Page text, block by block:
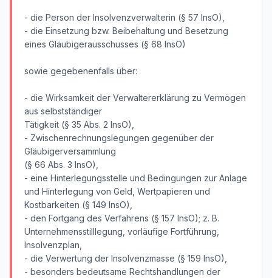
- die Person der Insolvenzverwalterin (§ 57 InsO),
- die Einsetzung bzw. Beibehaltung und Besetzung
eines Gläubigerausschusses (§ 68 InsO)
sowie gegebenenfalls über:
- die Wirksamkeit der Verwaltererklärung zu Vermögen
aus selbstständiger
Tätigkeit (§ 35 Abs. 2 InsO),
- Zwischenrechnungslegungen gegenüber der
Gläubigerversammlung
(§ 66 Abs. 3 InsO),
- eine Hinterlegungsstelle und Bedingungen zur Anlage
und Hinterlegung von Geld, Wertpapieren und
Kostbarkeiten (§ 149 InsO),
- den Fortgang des Verfahrens (§ 157 InsO); z. B.
Unternehmensstilllegung, vorläufige Fortführung,
Insolvenzplan,
- die Verwertung der Insolvenzmasse (§ 159 InsO),
- besonders bedeutsame Rechtshandlungen der